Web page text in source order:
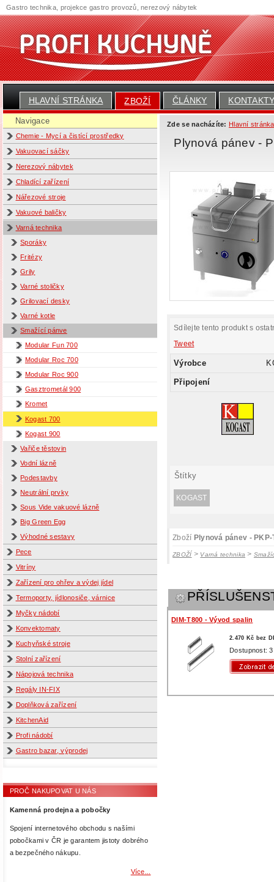
HLAVNÍ STRÁNKA ZBOŽÍ ČLÁNKY
Navigace
Chemie - Mycí a čistící prostředky
Vakuovací sáčky
Nerezový nábytek
Chladící zařízení
Nářezové stroje
Vakuové baličky
Varná technika
Sporáky
Fritézy
Grily
Varné stoličky
Grilovací desky
Varné kotle
Smažící pánve
Modular Fun 700
Modular Roc 700
Modular Roc 900
Gasztrometál 900
Kromet
Kogast 700
Kogast 900
Vařiče těstovin
Vodní lázně
Podestavby
Neutrální prvky
Sous Vide vakuové lázně
Big Green Egg
Výhodné sestavy
Pece
Vitríny
Zařízení pro ohřev a výdej jídel
Termoporty, jídlonosiče, várnice
Myčky nádobí
Konvektomaty
Kuchyňské stroje
Stolní zařízení
Nápojová technika
Regály IN-FIX
Doplňková zařízení
KitchenAid
Profi nádobí
Gastro bazar, výprodej
PROČ NAKUPOVAT U NÁS
Kamenná prodejna a pobočky
Spojení internetového obchodu s našími
pobočkami v ČR je garantem jistoty dobrého
a bezpečného nákupu.
Více...
Zde se nacházíte: Hlavní stránka
Plynová pánev -
Sdílejte tento produkt s
Tweet
Výrobce
Připojení
Štítky
KOGAST
Zboží Plynová pánev -
ZBOŽÍ > Varná technika >
DIM-T800 - Vývod spalin
2.470 Kč bez
Dostupnost:
Gastro technika, projekce gastro provozů, nerezový nábytek